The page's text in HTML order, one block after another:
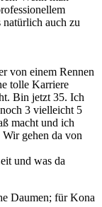
auch zu
von einem Rennen
tolle Karriere
Bin jetzt 35. Ich
3 vielleicht 5
macht und ich
gehen da von
und was da
Daumen; für Kona